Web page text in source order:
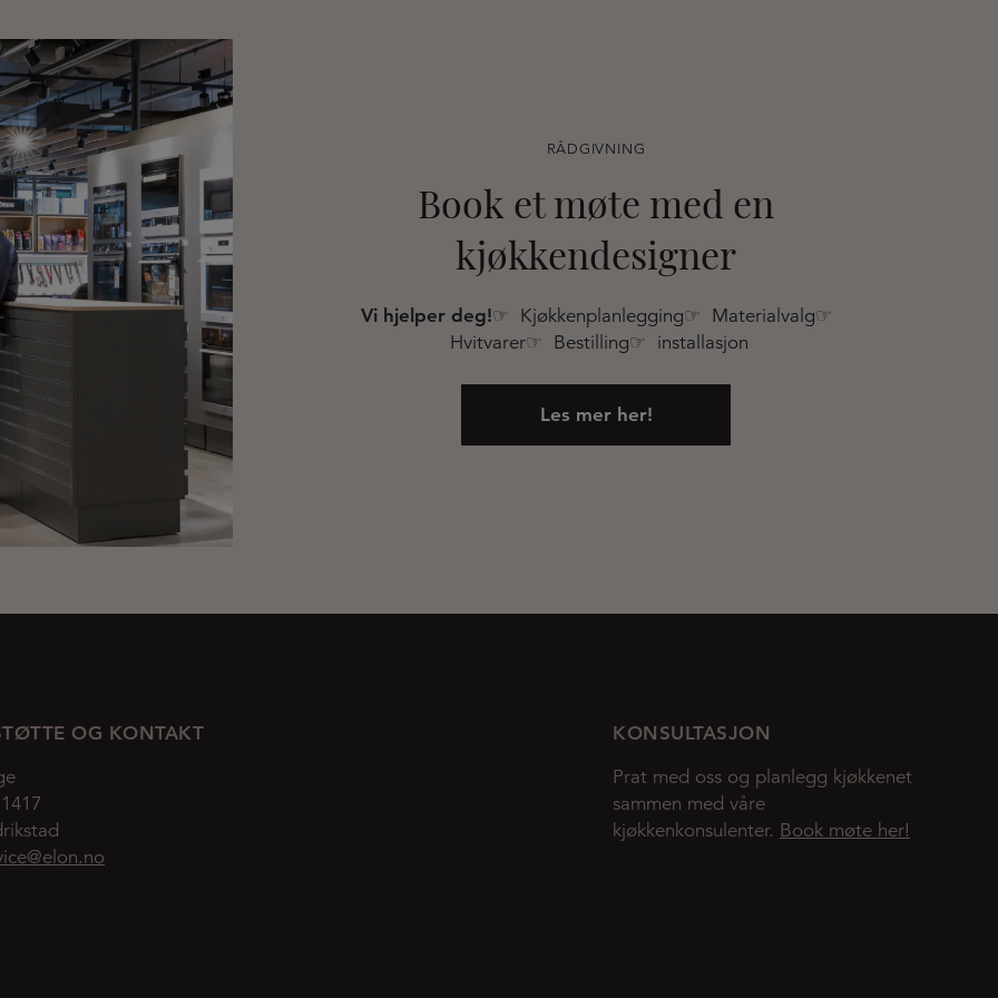
RÅDGIVNING
Book et møte med en
kjøkkendesigner
Vi hjelper deg!☞ Kjøkkenplanlegging☞ Materialvalg☞
Hvitvarer☞ Bestilling☞ installasjon
Les mer her!
OG KONTAKT KONSULTASJON
Prat med oss og planlegg kjøkkenet
sammen med våre
kjøkkenkonsulenter. Book møte her!